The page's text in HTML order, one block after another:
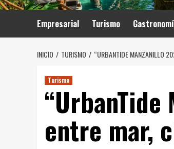
Empresarial Turismo
INICIO TURISMO “URBANTIDE MANZANILLO
Turismo
entre mar,